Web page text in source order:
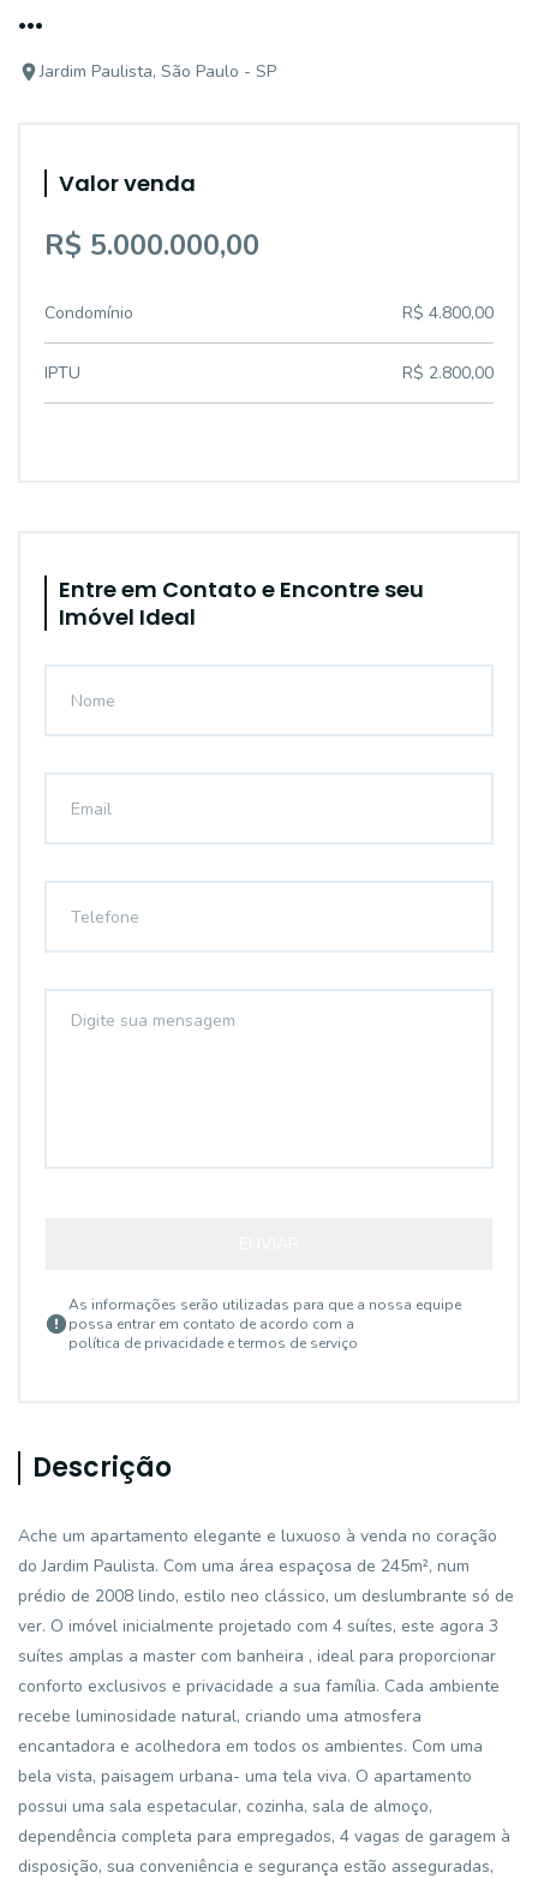
...
Jardim Paulista, São Paulo - SP
Valor venda
R$ 5.000.000,00
Condomínio R$ 4.800,00
IPTU R$ 2.800,00
Entre em Contato e Encontre seu
Imóvel Ideal
As informações serão utilizadas para que a nossa equipe
possa entrar em contato de acordo com a
política de privacidade e termos de serviço
Descrição
Ache um apartamento elegante e luxuoso à venda no coração
do Jardim Paulista. Com uma área espaçosa de 245m², num
prédio de 2008 lindo, estilo neo clássico, um deslumbrante só de
ver. O imóvel inicialmente projetado com 4 suítes, este agora 3
suítes amplas a master com banheira , ideal para proporcionar
conforto exclusivos e privacidade a sua família. Cada ambiente
recebe luminosidade natural, criando uma atmosfera
encantadora e acolhedora em todos os ambientes. Com uma
bela vista, paisagem urbana- uma tela viva. O apartamento
possui uma sala espetacular, cozinha, sala de almoço,
dependência completa para empregados, 4 vagas de garagem à
disposição, sua conveniência e segurança estão asseguradas,